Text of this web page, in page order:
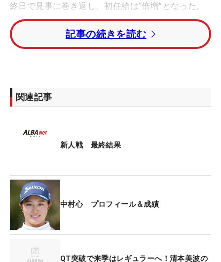
終日で見事に巻き返し、初任給は“倍増”となった。
初日は2アンダー・5位タイで滑り出したが、2日目
は「池に3回入れてしまい、全然流れが作れません
たなと思って、きょうは開き直って頑張りました」
と気持ちを切り替えて挑んだ。
4番、5番でバーディを奪うと、13番パー5では88ヤ
ードからの3打目をピン奥20センチから戻してカッ
昨年の「日本ジュニア」では最終日に「64」をマー
クして、ジュニア日本一のタイトルを獲得してい
る。「（最終日に強いとは）自分では思わないけ
ど、開き直りですかね。最終日だから、いい方向に
も悪い方向にも行きがちですが、攻める姿勢を大切
記事の続きを読む
関連記事
新人戦 最終結果
中村心 プロフィール＆成績
QT突破で来季はレギュラーへ！清本美波の